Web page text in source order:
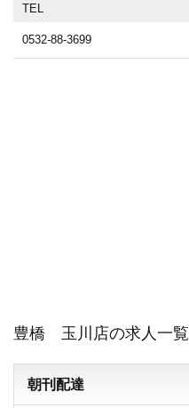
TEL
0532-88-3699
豊橋 玉川店の求人一覧
朝刊配達